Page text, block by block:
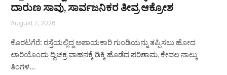
ದಾರುಣ ಸಾವು, ಸಾರ್ವಜನಿಕರ ತೀವ್ರ ಆಕ್ರೋಶ
August 7, 2026
ಕೊರಟಗೆರೆ: ರಸ್ತೆಯಲ್ಲಿದ್ದ ಅಪಾಯಕಾರಿ ಗುಂಡಿಯನ್ನು ತಪ್ಪಿಸಲು ಹೋದ
ಲಾರಿಯೊಂದು ದ್ವಿಚಕ್ರ ವಾಹನಕ್ಕೆ ಡಿಕ್ಕಿ ಹೊಡೆದ ಪರಿಣಾಮ, ಕೇವಲ ನಾಲ್ಕು
ತಿಂಗಳ…